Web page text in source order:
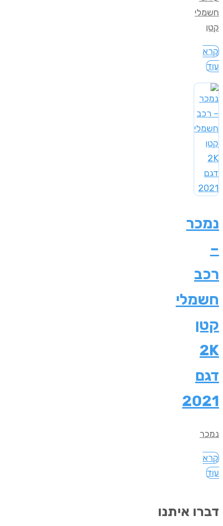
חשמלי
קטן
קרא
עוד
נמכר
–
רכב
חשמלי
קטן
2K
דגם
2021
נמכר
קרא
עוד
דברו איתנו